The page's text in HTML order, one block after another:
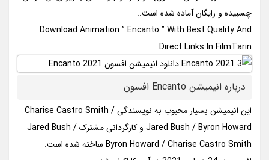
چسبیده و رایگان آماده شده است..
Download Animation ” Encanto ” With Best Quality And
Direct Links In FilmTarin
درباره انیمیشن Encanto افسون
این انیمیشن بسیار محبوب به نویسندگی Charise Castro Smith /
Jared Bush / Byron Howard و کارگردانی مشترک Jared Bush /
Byron Howard / Charise Castro Smith ساخته شده است.